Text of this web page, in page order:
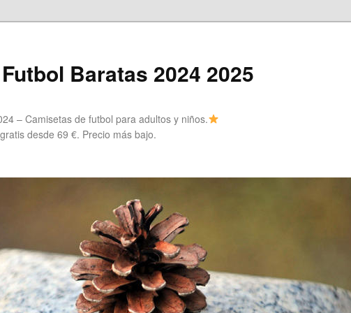
Baratas 2024 2025
– Camisetas de futbol para adultos y niños.
desde 69 €. Precio más bajo.